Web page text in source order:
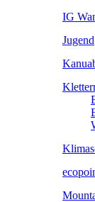
IG
Jugend